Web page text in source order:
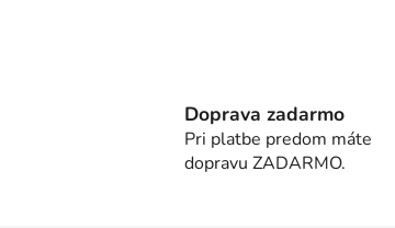
Doprava zadarmo
Pri platbe predom máte
dopravu ZADARMO.